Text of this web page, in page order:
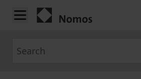
Skip to Content